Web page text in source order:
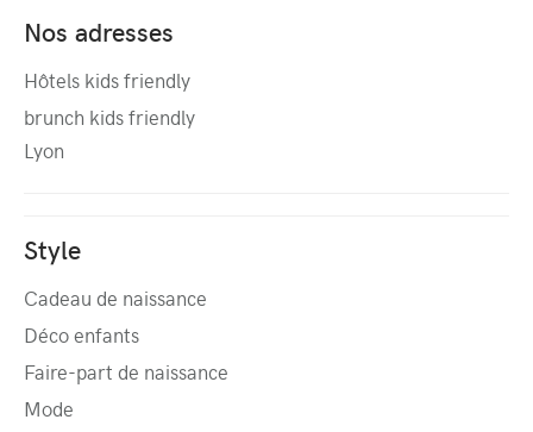
Nos adresses
Hôtels kids friendly
brunch kids friendly
Lyon
Style
Cadeau de naissance
Déco enfants
Faire-part de naissance
Mode